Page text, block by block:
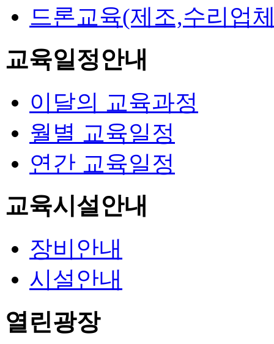
드론교육(제조,수리업
교육일정안내
이달의 교육과정
월별 교육일정
연간 교육일정
교육시설안내
장비안내
시설안내
열린광장